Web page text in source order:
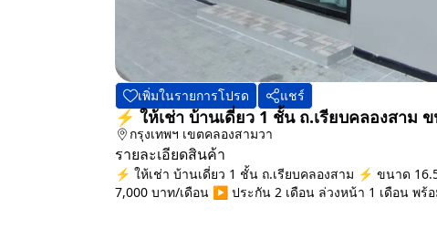
เพิ่มในรายการโปรด แชร์
⚡ ให้เช่า บ้านเดี่ยว 1 ชั้น ถ.เรียบคลองสาม
กรุงเทพฯ เขตคลองสามวา
รายละเอียดสินค้า
⚡ ให้เช่า บ้านเดี่ยว 1 ชั้น ถ.เรียบคลองสาม ⚡ ขนาด
7,000 บาท/เดือน ▶️ ประกัน 2 เดือน ล่วงหน้า 1 เดือน พร้อ